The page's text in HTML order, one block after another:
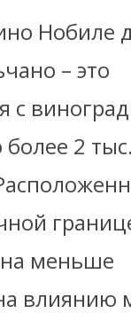
Нобиле
– это
с
2 тыс.
меньше
влиянию